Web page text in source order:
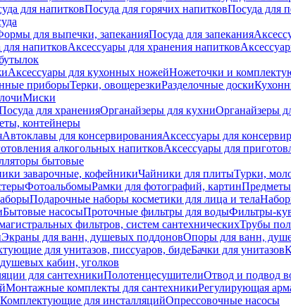
для напитковПосуда для горячих напитковПосуда для
для выпечки, запеканияПосуда для запекания
напитковАксессуары для хранения напитков
Аксессуары для кухонных ножейНожеточки и
приборыТерки, овощерезкиРазделочные доски
Миски
для храненияОрганайзеры для кухниОрганайзеры
контейнеры
Автоклавы для консервированияАксессуары для
алкогольных напитковАксессуары для
бытовые
заварочные, кофейникиЧайники для плитыТурки,
ФотоальбомыРамки для фотографий, картинПредметы
Подарочные наборы косметики для лица и тела
Бытовые насосыПроточные фильтры для водыФильтры-
фильтров, систем сантехническихТрубы
Экраны для ванн, душевых поддоновОпоры для ванн,
для унитазов, писсуаров, бидеБачки для унитазов
кабин, уголков
для сантехникиПолотенцесушителиОтвод и подвод
Монтажные комплекты для сантехникиРегулирующая
Комплектующие для инсталляцийОпрессовочные насосы